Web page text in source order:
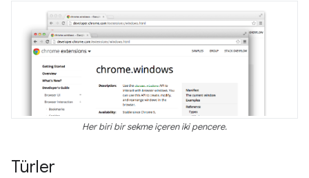
Her biri bir sekme içeren iki pencere.
Türler